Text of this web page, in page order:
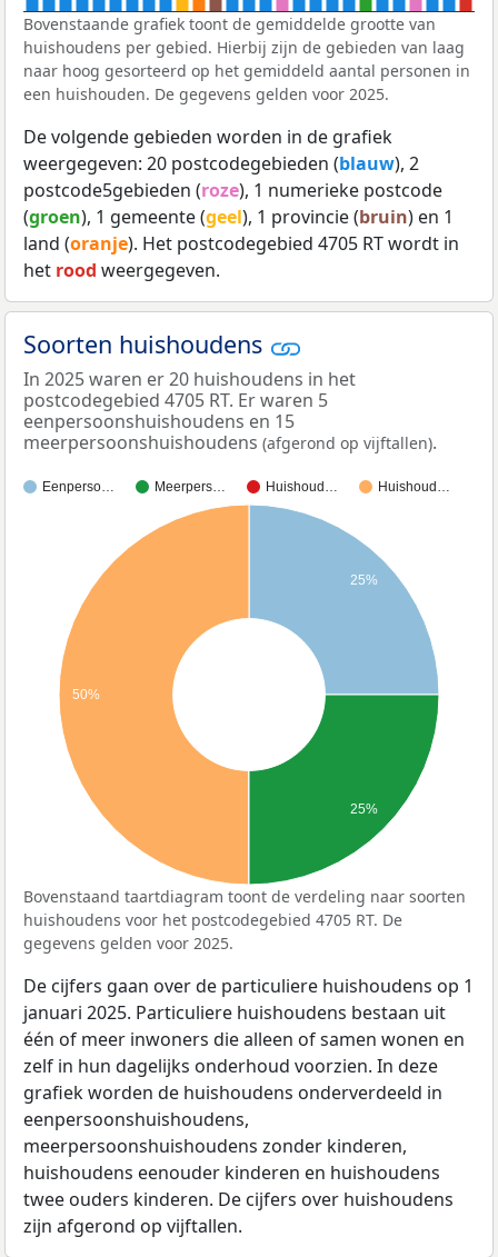
Bovenstaande grafiek toont de gemiddelde grootte van
huishoudens per gebied. Hierbij zijn de gebieden van laag
naar hoog gesorteerd op het gemiddeld aantal personen in
een huishouden. De gegevens gelden voor 2025.
De volgende gebieden worden in de grafiek
weergegeven: 20 postcodegebieden (blauw), 2
postcode5gebieden (roze), 1 numerieke postcode
(groen), 1 gemeente (geel), 1 provincie (bruin) en 1
land (oranje). Het postcodegebied 4705 RT wordt in
het rood weergegeven.
Soorten huishoudens
In 2025 waren er 20 huishoudens in het
postcodegebied 4705 RT. Er waren 5
eenpersoonshuishoudens en 15
meerpersoonshuishoudens (afgerond op vijftallen).
Eenperso… Meerpers… Huishoud… Huishoud…
25%
50%
25%
Bovenstaand taartdiagram toont de verdeling naar soorten
huishoudens voor het postcodegebied 4705 RT. De
gegevens gelden voor 2025.
De cijfers gaan over de particuliere huishoudens op 1
januari 2025. Particuliere huishoudens bestaan uit
één of meer inwoners die alleen of samen wonen en
zelf in hun dagelijks onderhoud voorzien. In deze
grafiek worden de huishoudens onderverdeeld in
eenpersoonshuishoudens,
meerpersoonshuishoudens zonder kinderen,
huishoudens eenouder kinderen en huishoudens
twee ouders kinderen. De cijfers over huishoudens
zijn afgerond op vijftallen.